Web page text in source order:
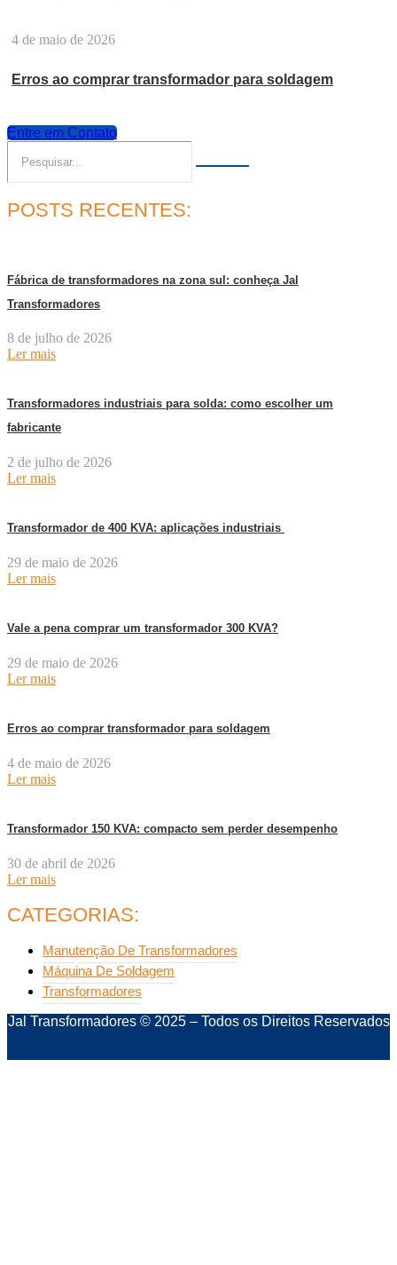
4 de maio de 2026
Erros ao comprar transformador para soldagem
Entre em Contato
POSTS RECENTES:
Fábrica de transformadores na zona sul: conheça Jal
Transformadores
8 de julho de 2026
Ler mais
Transformadores industriais para solda: como escolher um
fabricante
2 de julho de 2026
Ler mais
Transformador de 400 KVA: aplicações industriais
29 de maio de 2026
Ler mais
Vale a pena comprar um transformador 300 KVA?
29 de maio de 2026
Ler mais
Erros ao comprar transformador para soldagem
4 de maio de 2026
Ler mais
Transformador 150 KVA: compacto sem perder desempenho
30 de abril de 2026
Ler mais
CATEGORIAS:
Manutenção De Transformadores
Máquina De Soldagem
Transformadores
Jal Transformadores © 2025 – Todos os Direitos Reservados